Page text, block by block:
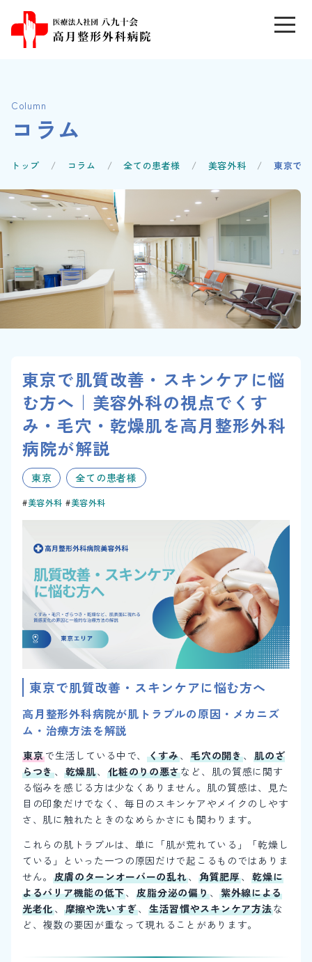
Column
コラム
トップ コラム 全ての患者様 美容外科 東京で
東京で肌質改善・スキンケアに悩
む方へ｜美容外科の視点でくす
み・毛穴・乾燥肌を高月整形外科
病院が解説
東京 全ての患者様
美容外科 美容外科
東京で肌質改善・スキンケアに悩む方へ
高月整形外科病院が肌トラブルの原因・メカニズ
ム・治療方法を解説
東京で生活している中で、くすみ、 毛穴の開き、 肌のざ
らつき、乾燥肌、 化粧のりの悪さなど、肌の質感に関す
る悩みを感じる方は少なくありません。肌の質感は、見た
目の印象だけでなく、毎日のスキンケアやメイクのしやす
さ、肌に触れたときのなめらかさにも関わります。
これらの肌トラブルは、単に「肌が荒れている」「乾燥し
ている」といった一つの原因だけで起こるものではありま
せん。皮膚のターンオーバーの乱れ、 角質肥厚、 乾燥に
よるバリア機能の低下、皮脂分泌の偏り、紫外線による
光老化、摩擦や洗いすぎ、 生活習慣やスキンケア方法な
ど、複数の要因が重なって現れることがあります。